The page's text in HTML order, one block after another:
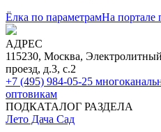
Ёлка по параметрамНа портале
АДРЕС
115230, Москва, Электролитный
проезд, д.3, с.2
+7 (495) 984-05-25
оптовикам
ПОДКАТАЛОГ РАЗДЕЛА
Лето Дача Сад